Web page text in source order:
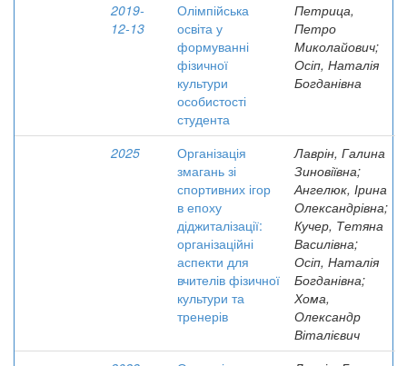
2019-
12-13
Олімпійська
освіта у
формуванні
фізичної
культури
особистості
студента
Петрица,
Петро
Миколайович;
Осіп, Наталія
Богданівна
2025
Організація
змагань зі
спортивних ігор
в епоху
діджиталізації:
організаційні
аспекти для
вчителів фізичної
культури та
тренерів
Лаврін, Галина
Зиновіївна;
Ангелюк, Ірина
Олександрівна;
Кучер, Тетяна
Василівна;
Осіп, Наталія
Богданівна;
Хома,
Олександр
Віталієвич